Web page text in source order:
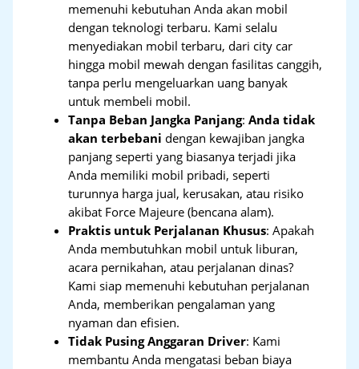
memenuhi kebutuhan Anda akan mobil
dengan teknologi terbaru. Kami selalu
menyediakan mobil terbaru, dari city car
hingga mobil mewah dengan fasilitas canggih,
tanpa perlu mengeluarkan uang banyak
untuk membeli mobil.
Tanpa Beban Jangka Panjang:Anda tidak
akan terbebani dengan kewajiban jangka
panjang seperti yang biasanya terjadi jika
Anda memiliki mobil pribadi, seperti
turunnya harga jual, kerusakan, atau risiko
akibat Force Majeure (bencana alam).
Praktis untuk Perjalanan Khusus: Apakah
Anda membutuhkan mobil untuk liburan,
acara pernikahan, atau perjalanan dinas?
Kami siap memenuhi kebutuhan perjalanan
Anda, memberikan pengalaman yang
nyaman dan efisien.
Tidak Pusing Anggaran Driver: Kami
membantu Anda mengatasi beban biaya